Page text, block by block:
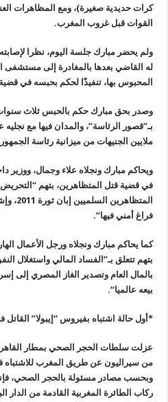
كرات حديدية صغيرة)، ومع المظاهرات
القوات قبل غروب المغرب.
ولم يحضر مبارك جلسة اليوم، نظرا
له القاضي بعدها بالمغادرة إلى مستشفى
المحبوس بها، تنفيذًا لحكم بحبسه في
وصدر بحق مبارك حكم بالحبس ثلاث
بـ”قصور الرئاسة”، والمدان فيها مع
ملايين الجنيهات من ميزانية رئاسة
في قضية قتل المتظاهرين، بتهم
فراغ أمني فيها“.
كما يحاكم مبارك ونجلاه ورجل الأعمال
بتهم تتعلق بـ”الفساد المالي واستغلال
بالمال العام وتصدير الغاز المصري إلى
بيعه عالميا“.
*أول حالة اشتباه بفيروس “إيبولا”
عزلت سلطات الحجر الصحي بمطار
من سيراليون عن طريق المغرب للاشتباه
وبحسب مصادر مسئولة بالحجر الصحي،
ركاب الطائرة المغربية القادمة من الدار